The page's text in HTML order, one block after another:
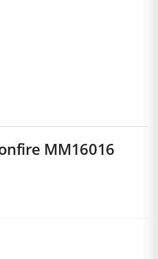
MM16016